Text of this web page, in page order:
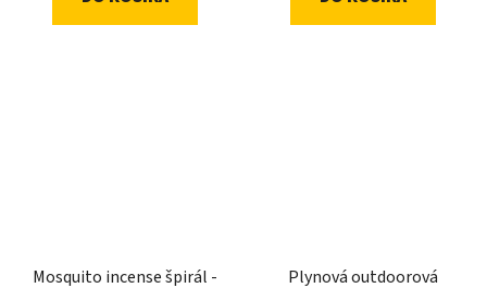
Mosquito incense špirál -
Plynová outdoorová